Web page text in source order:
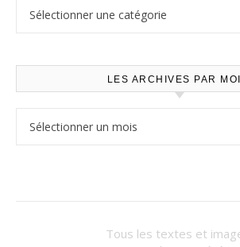
LES ARCHIVES PAR
Tous les textes et